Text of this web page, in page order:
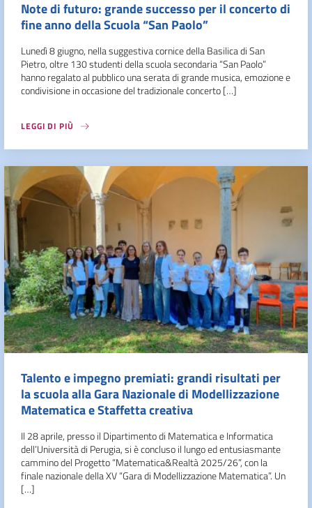
Note di futuro: grande successo per il concerto di
fine anno della Scuola “San Paolo”
Lunedì 8 giugno, nella suggestiva cornice della Basilica di San
Pietro, oltre 130 studenti della scuola secondaria “San Paolo”
hanno regalato al pubblico una serata di grande musica, emozione e
condivisione in occasione del tradizionale concerto […]
LEGGI DI PIÙ
Talento e impegno premiati: grandi risultati per
la scuola alla Gara Nazionale di Modellizzazione
Matematica e Staffetta creativa
Il 28 aprile, presso il Dipartimento di Matematica e Informatica
dell’Università di Perugia, si è concluso il lungo ed entusiasmante
cammino del Progetto “Matematica&Realtà 2025/26”, con la
finale nazionale della XV “Gara di Modellizzazione Matematica”. Un
[…]